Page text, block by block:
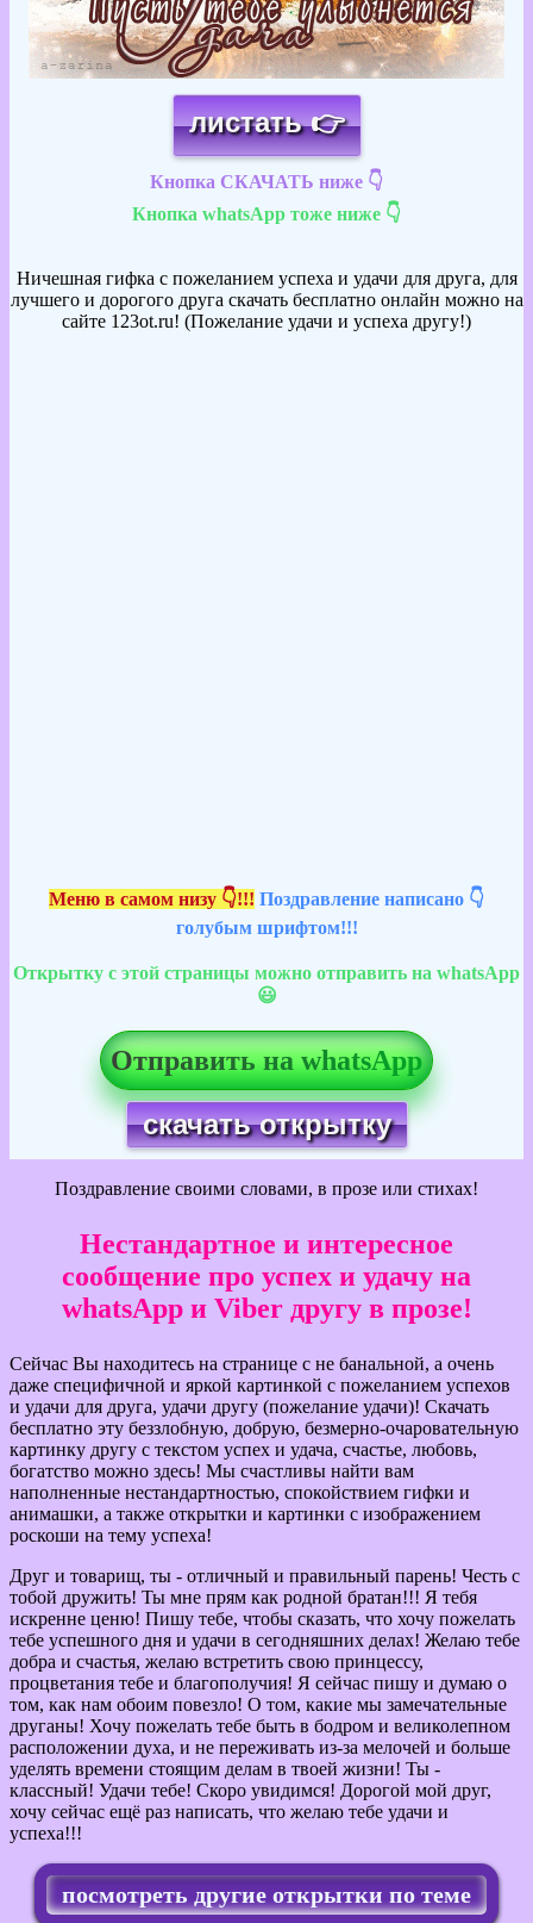
листать 👉
Кнопка СКАЧАТЬ ниже 👇
Кнопка whatsApp тоже ниже 👇
Ничешная гифка с пожеланием успеха и удачи для друга, для
лучшего и дорогого друга скачать бесплатно онлайн можно на
сайте 123ot.ru! (Пожелание удачи и успеха другу!)
Меню в самом низу 👇!!! Поздравление написано 👇
голубым шрифтом!!!
Открытку с этой страницы можно отправить на whatsApp
😃
Отправить на whatsApp
скачать открытку
Поздравление своими словами, в прозе или стихах!
Нестандартное и интересное
сообщение про успех и удачу на
whatsApp и Viber другу в прозе!
Сейчас Вы находитесь на странице с не банальной, а очень
даже специфичной и яркой картинкой с пожеланием успехов
и удачи для друга, удачи другу (пожелание удачи)! Скачать
бесплатно эту беззлобную, добрую, безмерно-очаровательную
картинку другу с текстом успех и удача, счастье, любовь,
богатство можно здесь! Мы счастливы найти вам
наполненные нестандартностью, спокойствием гифки и
анимашки, а также открытки и картинки с изображением
роскоши на тему успеха!
Друг и товарищ, ты - отличный и правильный парень! Честь с
тобой дружить! Ты мне прям как родной братан!!! Я тебя
искренне ценю! Пишу тебе, чтобы сказать, что хочу пожелать
тебе успешного дня и удачи в сегодняшних делах! Желаю тебе
добра и счастья, желаю встретить свою принцессу,
процветания тебе и благополучия! Я сейчас пишу и думаю о
том, как нам обоим повезло! О том, какие мы замечательные
друганы! Хочу пожелать тебе быть в бодром и великолепном
расположении духа, и не переживать из-за мелочей и больше
уделять времени стоящим делам в твоей жизни! Ты -
классный! Удачи тебе! Скоро увидимся! Дорогой мой друг,
хочу сейчас ещё раз написать, что желаю тебе удачи и
успеха!!!
посмотреть другие открытки по теме